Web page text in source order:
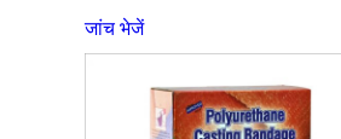
जांच भेजें